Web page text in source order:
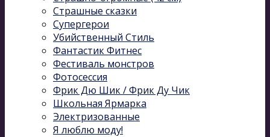
Страшные сказки
Супергерои
Убийственный Стиль
Фантастик Фитнес
Фестиваль монстров
Фотосессия
Фрик Дю Шик / Фрик Ду Чик
Школьная Ярмарка
Электризованные
Я люблю моду!